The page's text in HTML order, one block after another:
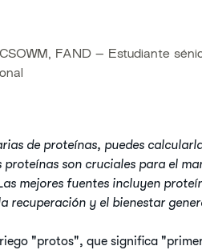
FAND – Estudiante
de proteínas, puedes
son cruciales para el
mejores fuentes incluyen
recuperación y el bienestar
"protos", que significa